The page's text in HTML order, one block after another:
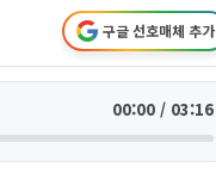
구글 선호매체 추가
00:00 / 03:16